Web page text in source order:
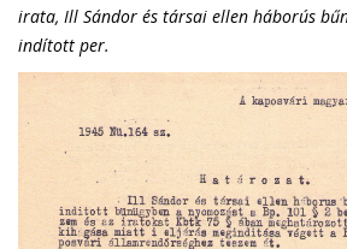
irata, Ill Sándor és társai ellen háborús
indított per.